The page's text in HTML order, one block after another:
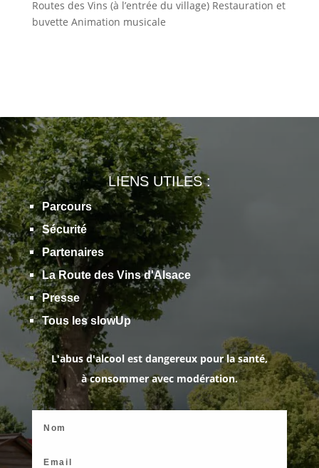
Routes des Vins (à l’entrée du village) Restauration et
buvette Animation musicale
LIENS UTILES :
Parcours
Sécurité
Partenaires
La Route des Vins d'Alsace
Presse
Tous les slowUp
L'abus d'alcool est dangereux pour la santé,
à consommer avec modération.